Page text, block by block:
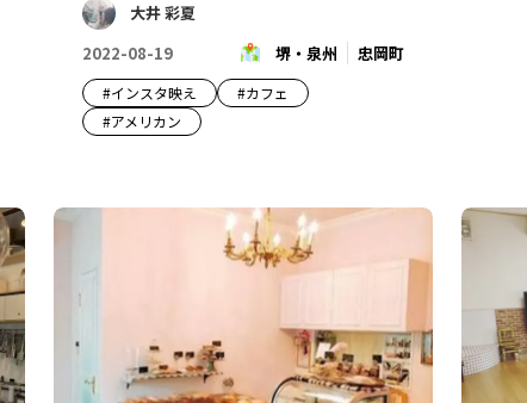
大井 彩夏
2022-08-19
堺・泉州 忠岡町
#インスタ映え #カフェ
#アメリカン